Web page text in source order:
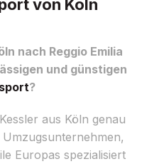
von Köln
nach Reggio Emilia
und günstigen
?
aus Köln genau
Europas spezialisiert